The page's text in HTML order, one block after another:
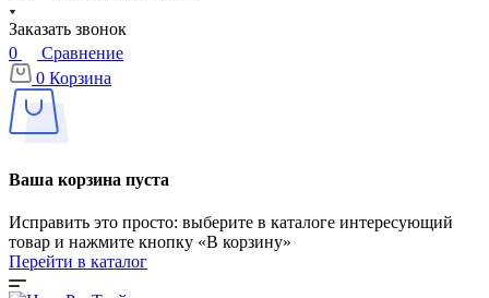
Заказать звонок
0
Сравнение
0 Корзина
Ваша корзина пуста
Исправить это просто: выберите в каталоге интересующий
товар и нажмите кнопку «В корзину»
Перейти в каталог